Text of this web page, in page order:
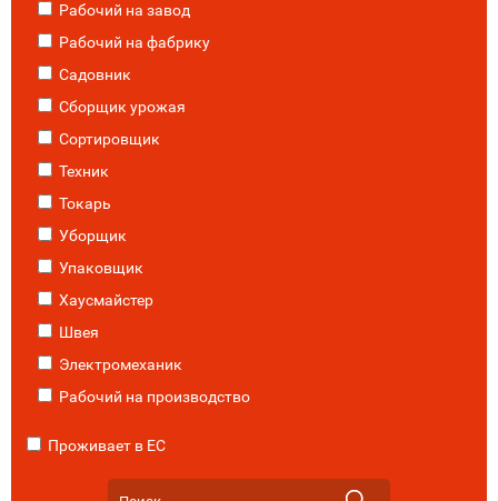
Рабочий на завод
Рабочий на фабрику
Садовник
Сборщик урожая
Сортировщик
Техник
Токарь
Уборщик
Упаковщик
Хаусмайстер
Швея
Электромеханик
Рабочий на производство
Проживает в ЕС